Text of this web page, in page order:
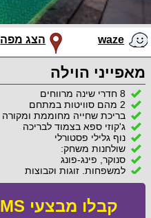
waze הצג מפה
מאפייני הוילה
8 חדרי שינה מרווחים
2 מהם סוויטות במתחם
בריכת שחייה מחוממת ומקורה
ג'קוזי ספא בצמוד לבריכה
נוף גלילי פסטורלי
שולחנות משחק:
סנוקר, פינג-פונג
למשפחות, זוגות וקבוצות